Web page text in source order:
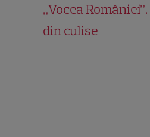
„Vocea
din culise